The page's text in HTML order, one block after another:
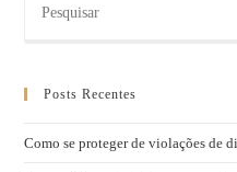
Posts Recentes
Como se proteger de violações de